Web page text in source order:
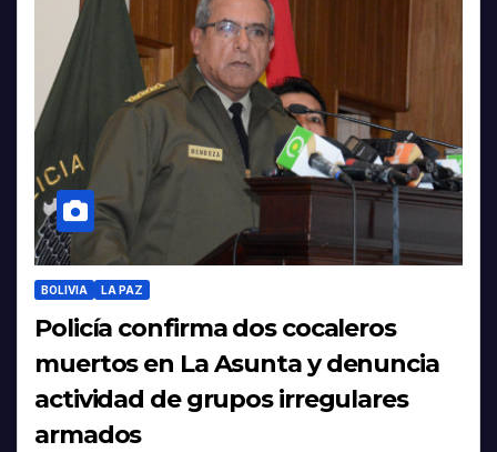
BOLIVIA LA PAZ
Policía confirma dos cocaleros
muertos en La Asunta y denuncia
actividad de grupos irregulares
armados